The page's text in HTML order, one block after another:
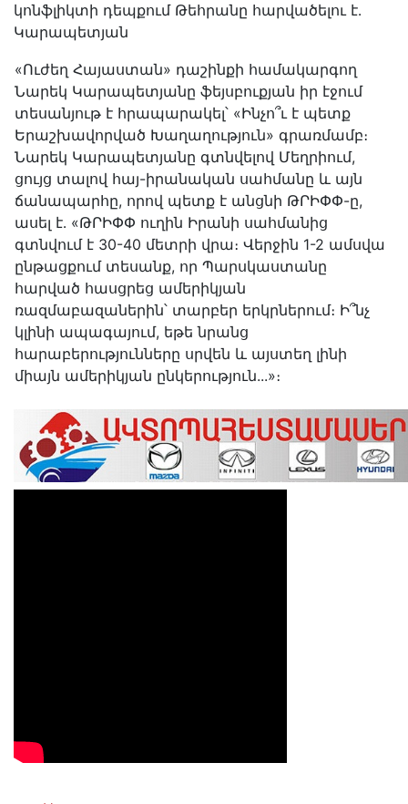
կոնֆլիկտի դեպքում Թեհրանը հարվածելու է․
Կարապետյան
«Ուժեղ Հայաստան» դաշինքի համակարգող
Նարեկ Կարապետյանը ֆեյսբուքյան իր էջում
տեսանյութ է հրապարակել՝ «Ինչո՞ւ է պետք
Երաշխավորված Խաղաղություն» գրառմամբ։
Նարեկ Կարապետյանը գտնվելով Մեղրիում,
ցույց տալով հայ-իրանական սահմանը և այն
ճանապարհը, որով պետք է անցնի ԹՐԻՓՓ-ը,
ասել է․ «ԹՐԻՓՓ ուղին Իրանի սահմանից
գտնվում է 30-40 մետրի վրա։ Վերջին 1-2 ամսվա
ընթացքում տեսանք, որ Պարսկաստանը
հարված հասցրեց ամերիկյան
ռազմաբազաներին՝ տարբեր երկրներում։ Ի՞նչ
կլինի ապագայում, եթե նրանց
հարաբերությունները սրվեն և այստեղ լինի
միայն ամերիկյան ընկերություն...»։